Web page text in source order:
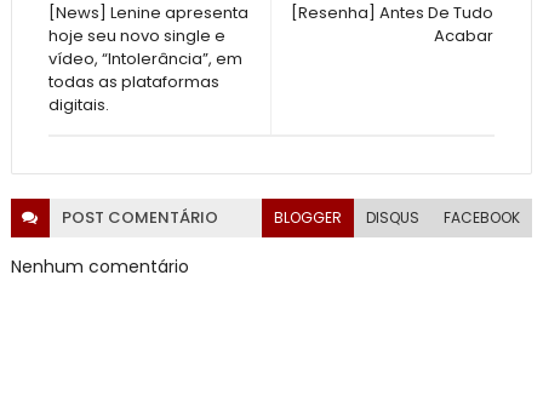
[Resenha] Antes De Tudo
Acabar
[News] Lenine apresenta
hoje seu novo single e
vídeo, “Intolerância”, em
todas as plataformas
digitais.
POST COMENTÁRIO BLOGGER DISQUS FACEBOOK
Nenhum comentário